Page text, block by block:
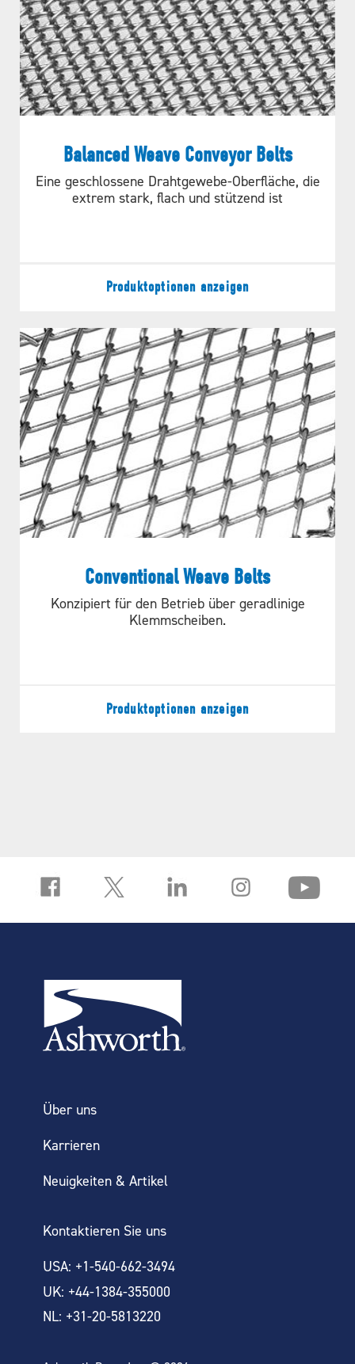
Abbildung B.
ENTSPRICHT DIES IHREN
Balanced Weave Conveyor Belts
Eine geschlossene Drahtgewebe-Oberfläche, die
extrem stark, flach und stützend ist
Produktoptionen anzeigen
Conventional Weave Belts
Konzipiert für den Betrieb über geradlinige
Klemmscheiben.
Produktoptionen anzeigen
Über uns
Karrieren
Neuigkeiten & Artikel
Kontaktieren Sie uns
USA: +1-540-662-3494
UK: +44-1384-355000
NL: +31-20-5813220